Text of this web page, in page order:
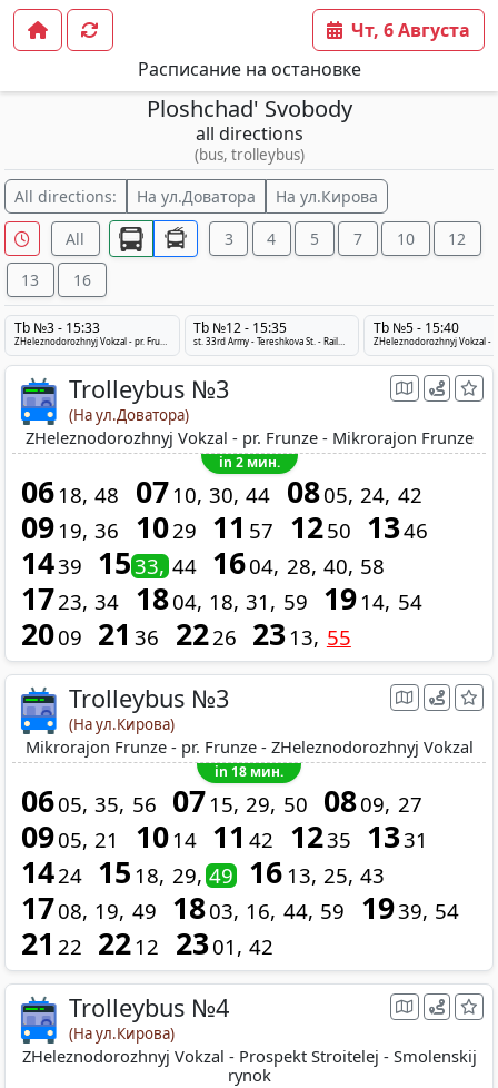
Расписание на остановке
Чт, 6 Августа
Ploshchad' Svobody
all directions
(bus, trolleybus)
All directions: На ул.Доватора На ул.Кирова
All 3 4 5 7 10
12
13
16
Tb №3 - 15:33
ZHeleznodorozhnyj Vokzal - pr. Frunze - Mikrorajon Frunze
Tb №12 - 15:35 Tb №5 - 15:40
Trolleybus №3
(На ул.Доватора)
ZHeleznodorozhnyj Vokzal - pr. Frunze - Mikrorajon Frunze
in 2 мин.
06 18 48 07 10 30 44 0805 24 42
09 19 36 1029 11 57 1250 1346
1439 1533 44 1604 28 40 58
1723 34 1804 18 31 59 19 14 54
2009 21 36 2226 23 13 55
Trolleybus №3
(На ул.Кирова)
Mikrorajon Frunze - pr. Frunze - ZHeleznodorozhnyj Vokzal
in 18 мин.
0605 35 56 07 15 29 50 0809 27
0905 21 10 14 11 42 1235 1331
1424 15 18 29 49 16 13 25 43
1708 19 49 1803 16 44 59 1939 54
21 22 22 12 2301 42
Trolleybus №4
(На ул.Кирова)
ZHeleznodorozhnyj Vokzal - Prospekt Stroitelej - Smolenskij
rynok